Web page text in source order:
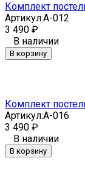
Комплект
Артикул:A-012
3 490 ₽
В наличии
В корзину
Комплект
Артикул:A-016
3 490 ₽
В наличии
В корзину